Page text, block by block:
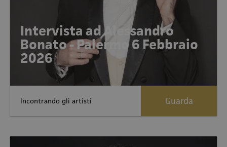
Intervista ad Alessandro
Bonato - Palermo 6 Febbraio
2026
Incontrando gli artisti Guarda